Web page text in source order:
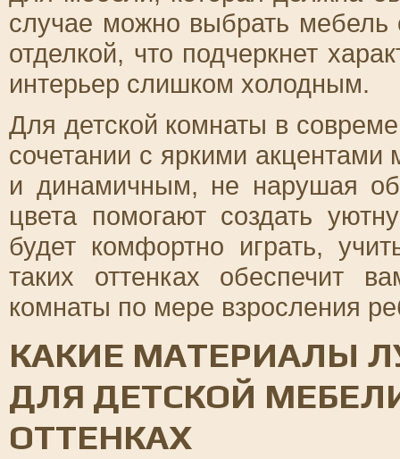
случае можно выбрать
отделкой, что подчеркнет
интерьер слишком холодным.
Для детской комнаты в
сочетании с яркими акцентами
и динамичным, не нарушая
цвета помогают создать
будет комфортно играть,
таких оттенках обеспечит
комнаты по мере взросления
КАКИЕ МАТЕРИАЛЫ
ДЛЯ ДЕТСКОЙ
ОТТЕНКАХ